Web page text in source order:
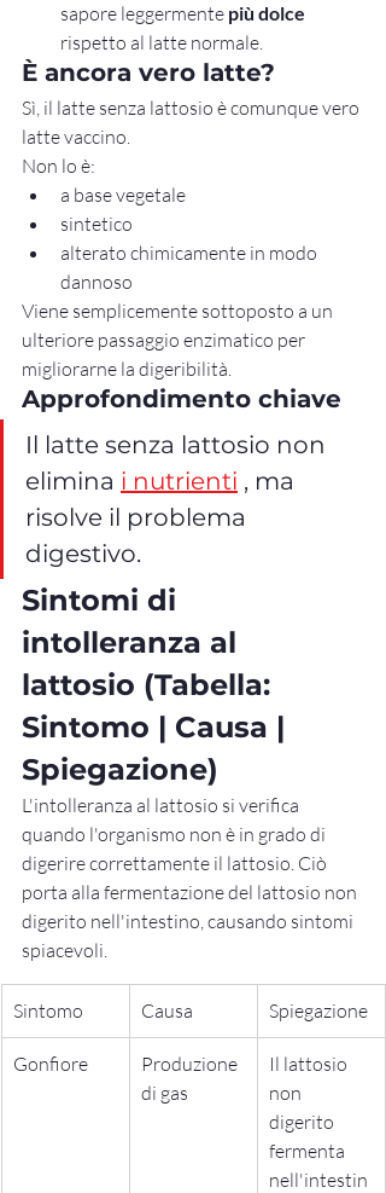
sapore leggermente più dolce
rispetto al latte normale.
È ancora vero latte?
Sì, il latte senza lattosio è comunque vero
latte vaccino.
Non lo è:
a base vegetale
sintetico
alterato chimicamente in modo
dannoso
Viene semplicemente sottoposto a un
ulteriore passaggio enzimatico per
migliorarne la digeribilità.
Approfondimento chiave
Il latte senza lattosio non
elimina i nutrienti , ma
risolve il problema
digestivo.
Sintomi di
intolleranza al
lattosio (Tabella:
Sintomo | Causa |
Spiegazione)
L'intolleranza al lattosio si verifica
quando l'organismo non è in grado di
digerire correttamente il lattosio. Ciò
porta alla fermentazione del lattosio non
digerito nell'intestino, causando sintomi
spiacevoli.
Sintomo Causa Spiegazione
Gonfiore
Produzione
di gas
Il lattosio
non
digerito
fermenta
nell'intestin